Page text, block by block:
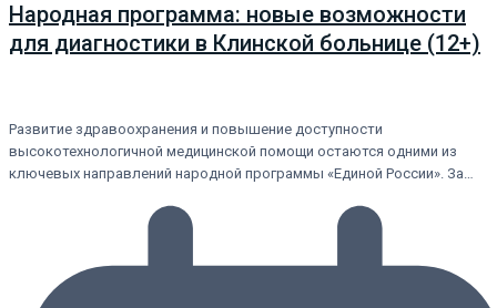
Народная программа: новые возможности
для диагностики в Клинской больнице (12+)
Развитие здравоохранения и повышение доступности
высокотехнологичной медицинской помощи остаются одними из
ключевых направлений народной программы «Единой России». За…